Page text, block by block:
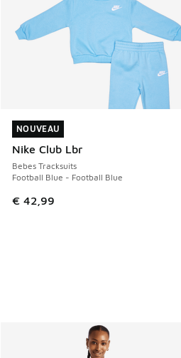
NOUVEAU
Nike Club Lbr
Bebes Tracksuits
Football Blue - Football Blue
€ 42,99
NOUVEAU